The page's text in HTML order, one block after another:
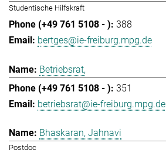
Studentische Hilfskraft
388
bertges@ie-freiburg.mpg.de
Betriebsrat,
351
betriebsrat@ie-freiburg.mpg.de
Bhaskaran, Jahnavi
Postdoc